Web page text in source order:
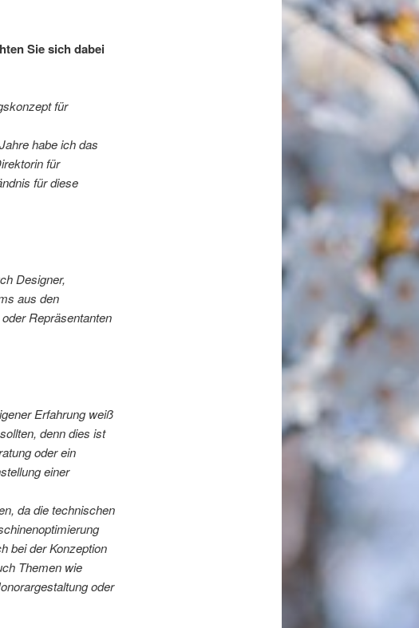
Sie sich dabei
für
habe ich das
für
für diese
Designer,
aus den
Repräsentanten
Erfahrung weiß
denn dies ist
oder ein
einer
da die technischen
bei der Konzeption
Themen wie
oder